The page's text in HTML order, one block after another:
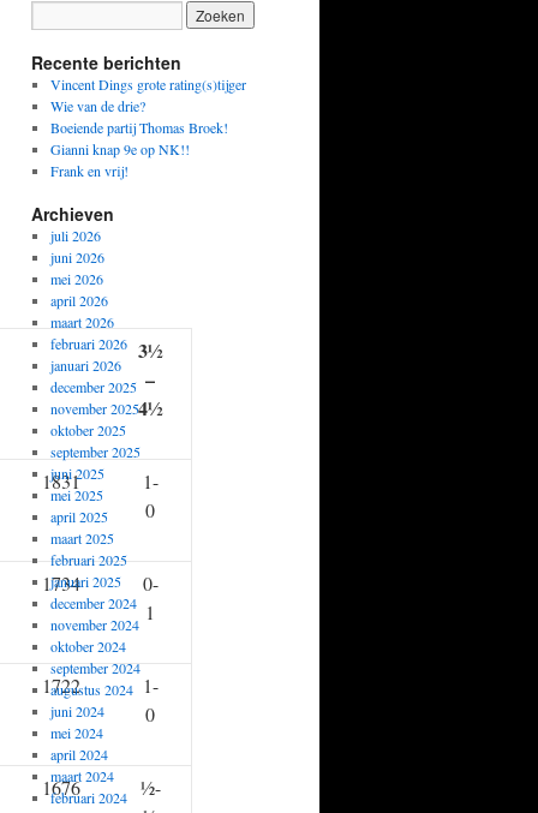
3½
–
4½
1831
1-
0
1734
0-
1
1722
1-
0
1676
½-
Recente berichten
Vincent Dings grote rating(s)tijger
Wie van de drie?
Boeiende partij Thomas Broek!
Gianni knap 9e op NK!!
Frank en vrij!
Archieven
juli 2026
juni 2026
mei 2026
april 2026
maart 2026
februari 2026
januari 2026
december 2025
november 2025
oktober 2025
september 2025
juni 2025
mei 2025
april 2025
maart 2025
februari 2025
januari 2025
december 2024
november 2024
oktober 2024
september 2024
augustus 2024
juni 2024
mei 2024
april 2024
maart 2024
februari 2024